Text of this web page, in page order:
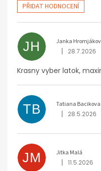
PŘIDAT HODNOCENÍ
p
i
h
o
n
o
e
n
í
JH Janka
Hodnocení
| 28.7.2026
Krasny vyber latok,
TB Tatiana Bacikova
Hodnocení
| 28.5.2026
JM Jitka Malá
Hodnocení
| 11.5.2026